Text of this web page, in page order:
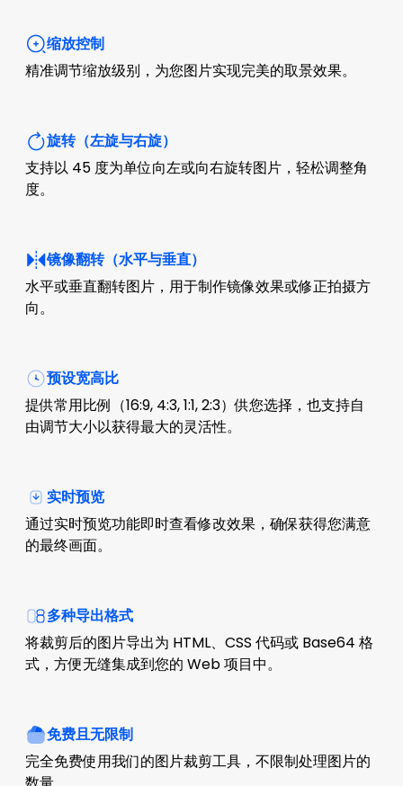
缩放控制
精准调节缩放级别，为您图片实现完美的取景效果。
旋转（左旋与右旋）
支持以 45 度为单位向左或向右旋转图片，轻松调整角
度。
镜像翻转（水平与垂直）
水平或垂直翻转图片，用于制作镜像效果或修正拍摄方
向。
预设宽高比
提供常用比例（16:9, 4:3, 1:1, 2:3）供您选择，也支持自
由调节大小以获得最大的灵活性。
实时预览
通过实时预览功能即时查看修改效果，确保获得您满意
的最终画面。
多种导出格式
将裁剪后的图片导出为 HTML、CSS 代码或 Base64 格
式，方便无缝集成到您的 Web 项目中。
免费且无限制
完全免费使用我们的图片裁剪工具，不限制处理图片的